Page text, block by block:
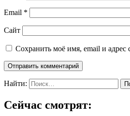
Email *
Сайт
Сохранить моё имя, email и адрес
Найти:
Сейчас смотрят: